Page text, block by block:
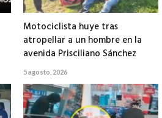
Motociclista huye tras
atropellar a un hombre en la
avenida Prisciliano Sánchez
5 agosto, 2026